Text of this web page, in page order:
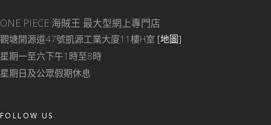
ONE PIECE 海賊王 最大型網上專門店
觀塘開源道47號凱源工業大廈11樓H室 [地圖]
星期一至六下午1時至8時
星期日及公眾假期休息
FOLLOW US